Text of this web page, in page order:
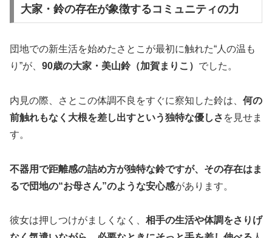
大家・鈴の存在が象徴するコミュニティの力
団地での新生活を始めたさとこが最初に触れた“人の温も
り”が、 90歳の大家・美山鈴（加賀まりこ） でした。
内見の際、さとこの体調不良をすぐに察知した鈴は、 何の
前触れもなく大根を差し出すという独特な優しさ を見せま
す。
不器用で距離感の詰め方が独特な鈴ですが、その存在はま
るで団地の“お母さん”のような安心感があります。
彼女は押しつけがましくなく、 相手の生活や体調をさりげ